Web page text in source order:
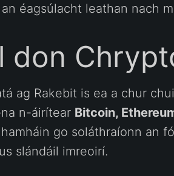
éagsúlacht leathan nach
don
ag Rakebit is ea a chur
n-áirítear Bitcoin,
go soláthraíonn an
slándáil imreoirí.